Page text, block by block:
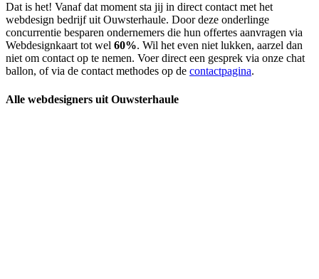
Dat is het! Vanaf dat moment sta jij in direct contact met het
webdesign bedrijf uit Ouwsterhaule. Door deze onderlinge
concurrentie besparen ondernemers die hun offertes aanvragen via
Webdesignkaart tot wel 60%. Wil het even niet lukken, aarzel dan
niet om contact op te nemen. Voer direct een gesprek via onze chat
ballon, of via de contact methodes op de contactpagina.
Alle webdesigners uit Ouwsterhaule